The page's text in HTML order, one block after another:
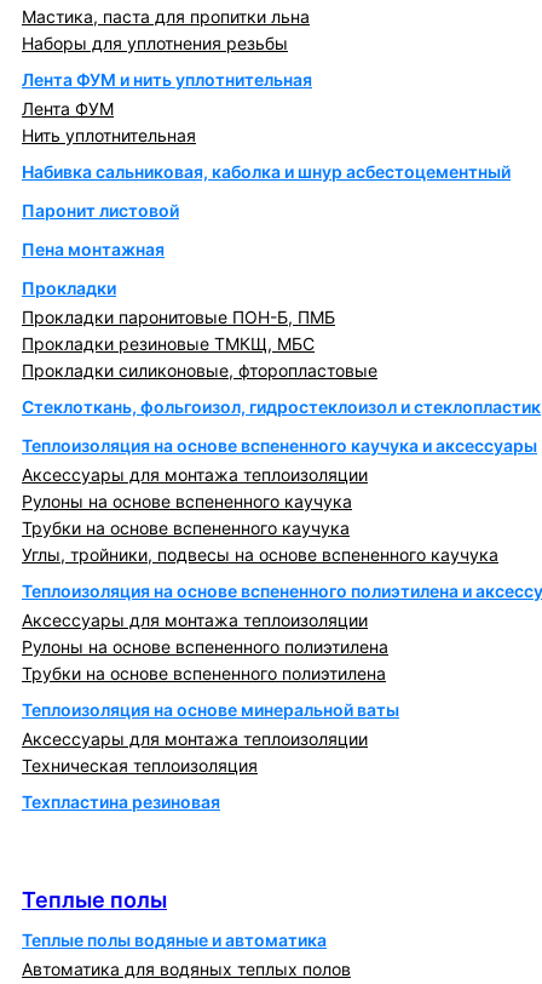
Мастика, паста для пропитки льна
Наборы для уплотнения резьбы
Лента ФУМ и нить уплотнительная
Лента ФУМ
Нить уплотнительная
Набивка сальниковая, каболка и шнур асбестоцементный
Паронит листовой
Пена монтажная
Прокладки
Прокладки паронитовые ПОН-Б, ПМБ
Прокладки резиновые ТМКЩ, МБС
Прокладки силиконовые, фторопластовые
Стеклоткань, фольгоизол, гидростеклоизол и стеклопластик
Теплоизоляция на основе вспененного каучука и аксессуары
Аксессуары для монтажа теплоизоляции
Рулоны на основе вспененного каучука
Трубки на основе вспененного каучука
Углы, тройники, подвесы на основе вспененного каучука
Теплоизоляция на основе вспененного полиэтилена и
Аксессуары для монтажа теплоизоляции
Рулоны на основе вспененного полиэтилена
Трубки на основе вспененного полиэтилена
Теплоизоляция на основе минеральной ваты
Аксессуары для монтажа теплоизоляции
Техническая теплоизоляция
Техпластина резиновая
Теплые полы
Теплые полы водяные и автоматика
Автоматика для водяных теплых полов